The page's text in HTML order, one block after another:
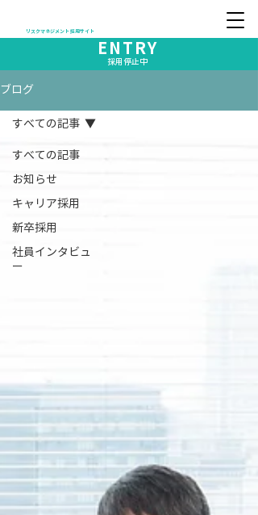
リスクマネジメント 採用サイト
ENTRY
採用停止中
ブログ
すべての記事
お知らせ
キャリア採用
新卒採用
社員インタビュ
ー
すべての記事